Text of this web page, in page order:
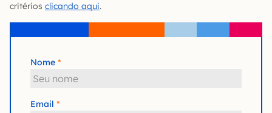
critérios clicando aqui.
Nome
Email